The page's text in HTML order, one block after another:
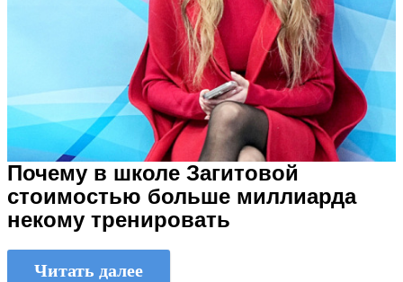
Почему в школе Загитовой
стоимостью больше миллиарда
некому тренировать
Читать далее